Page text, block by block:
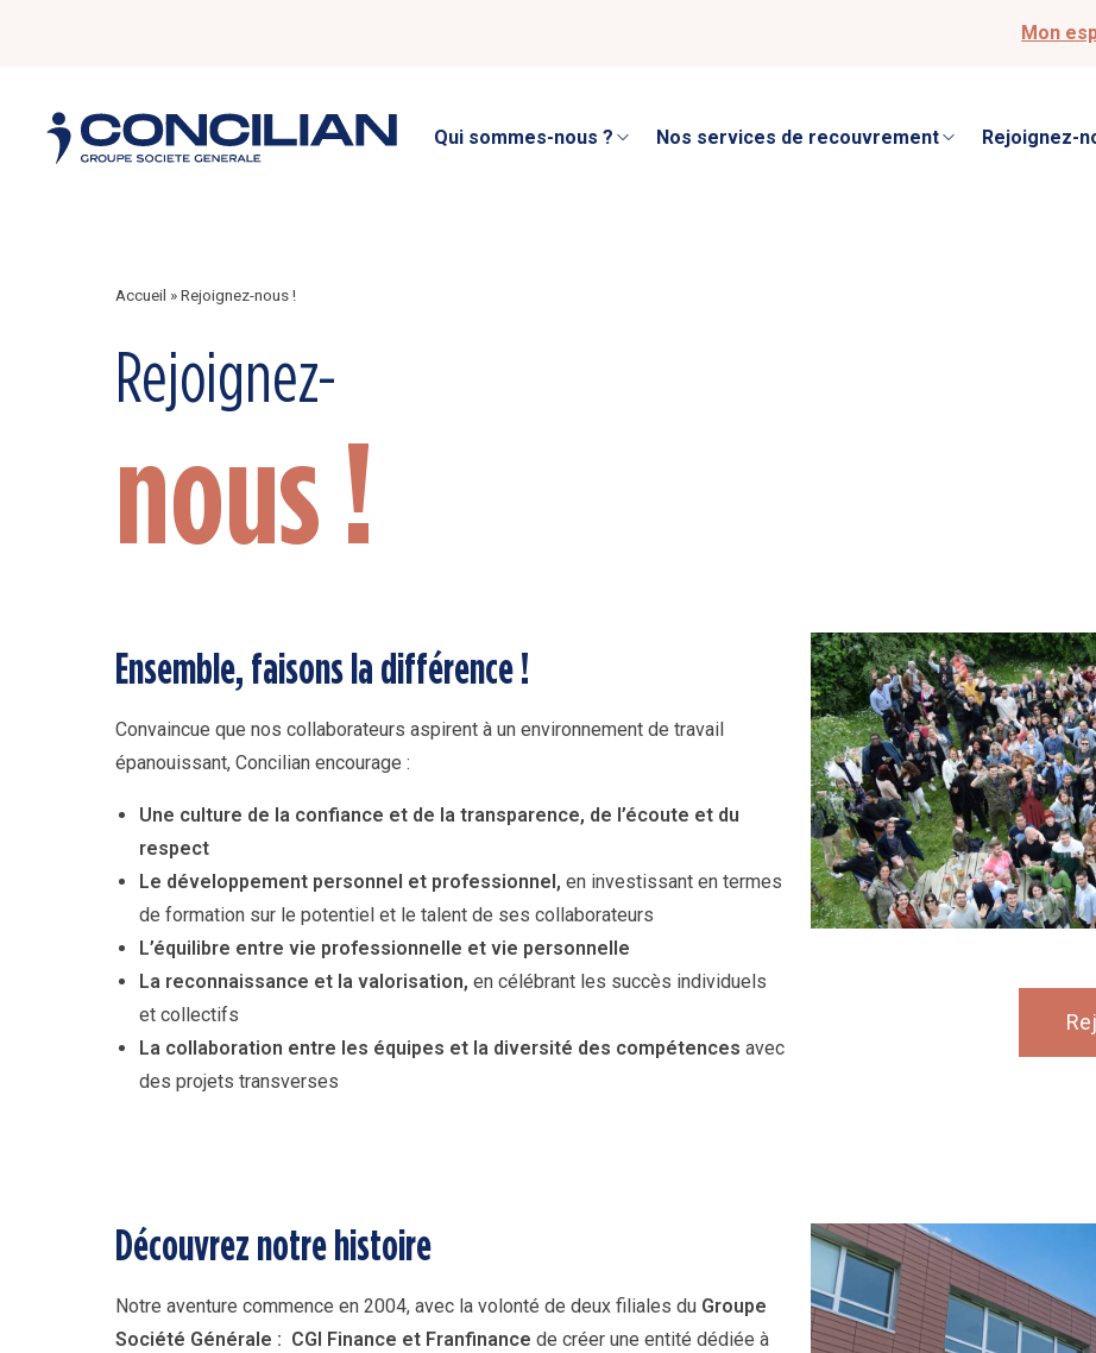
Mon
Qui sommes-nous ? Nos services de recouvrement Rejoignez-
Accueil »Rejoignez-nous !
Rejoignez-
nous !
Ensemble, faisons la différence !
Convaincue que nos collaborateurs aspirent à un environnement de travail
épanouissant, Concilian encourage :
Une culture de la confiance et de la transparence, de l’écoute et du
respect
Le développement personnel et professionnel, en investissant en termes
de formation sur le potentiel et le talent de ses collaborateurs
L’équilibre entre vie professionnelle et vie personnelle
La reconnaissance et la valorisation, en célébrant les succès individuels
et collectifs
La collaboration entre les équipes et la diversité des compétences avec
des projets transverses
Découvrez notre histoire
Notre aventure commence en 2004, avec la volonté de deux filiales du Groupe
Société Générale : CGI Finance et Franfinance de créer une entité dédiée à